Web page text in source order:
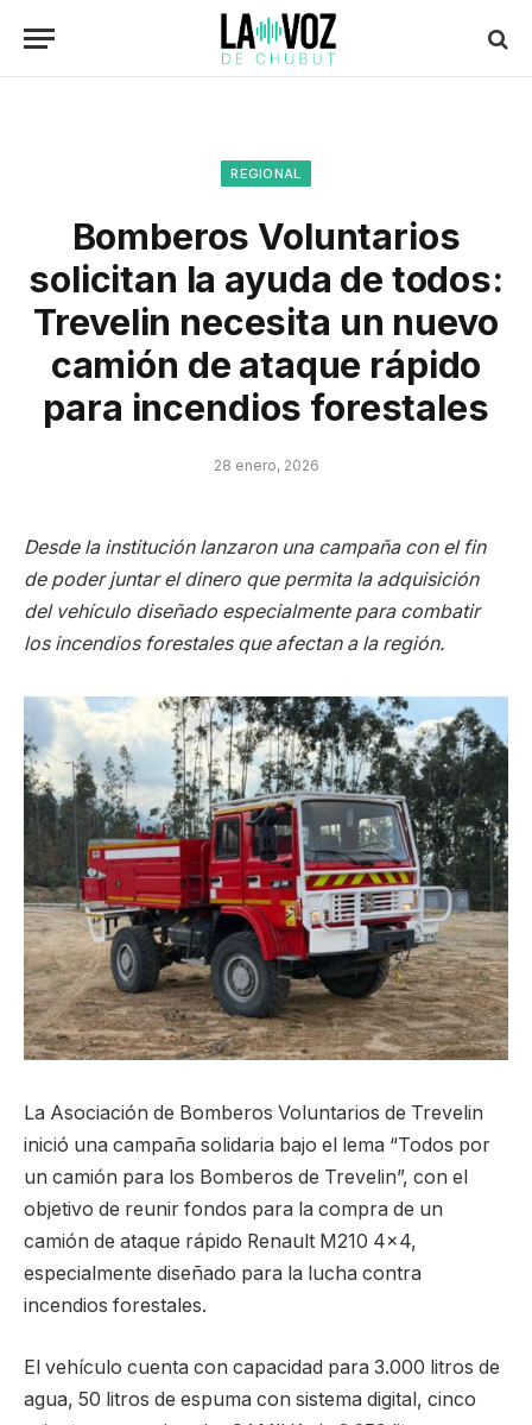
REGIONAL
Bomberos Voluntarios
solicitan la ayuda de todos:
Trevelin necesita un nuevo
camión de ataque rápido
para incendios forestales
28 enero, 2026
Desde la institución lanzaron una campaña con el fin
de poder juntar el dinero que permita la adquisición
del vehículo diseñado especialmente para combatir
los incendios forestales que afectan a la región.
La Asociación de Bomberos Voluntarios de Trevelin
inició una campaña solidaria bajo el lema “Todos por
un camión para los Bomberos de Trevelin”, con el
objetivo de reunir fondos para la compra de un
camión de ataque rápido Renault M210 4×4,
especialmente diseñado para la lucha contra
incendios forestales.
El vehículo cuenta con capacidad para 3.000 litros de
agua, 50 litros de espuma con sistema digital, cinco